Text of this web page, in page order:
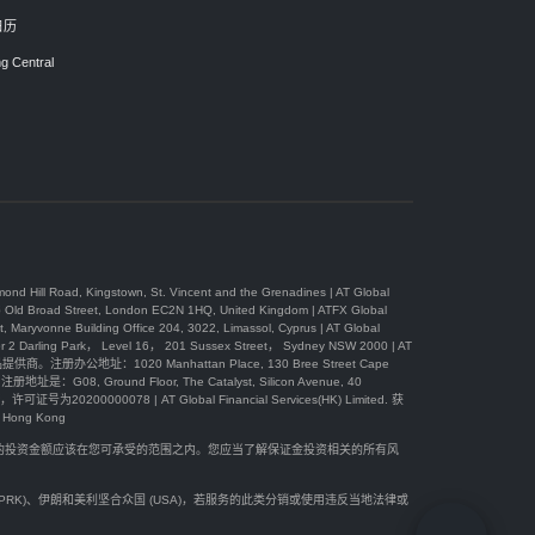
历
Central
Hill Road, Kingstown, St. Vincent and the Grenadines | AT Global
Old Broad Street, London EC2N 1HQ, United Kingdom | ATFX Global
Maryvonne Building Office 204, 3022, Limassol, Cyprus | AT Global
2 Darling Park， Level 16， 201 Sussex Street， Sydney NSW 2000 | AT
供商。注册办公地址：1020 Manhattan Place, 130 Bree Street Cape
册地址是：G08, Ground Floor, The Catalyst, Silicon Avenue, 40
许可证号为20200000078 | AT Global Financial Services(HK) Limited. 获
Hong Kong
资金额应该在您可承受的范围之内。您应当了解保证金投资相关的所有风
、伊朗和美利坚合众国 (USA)，若服务的此类分销或使用违反当地法律或